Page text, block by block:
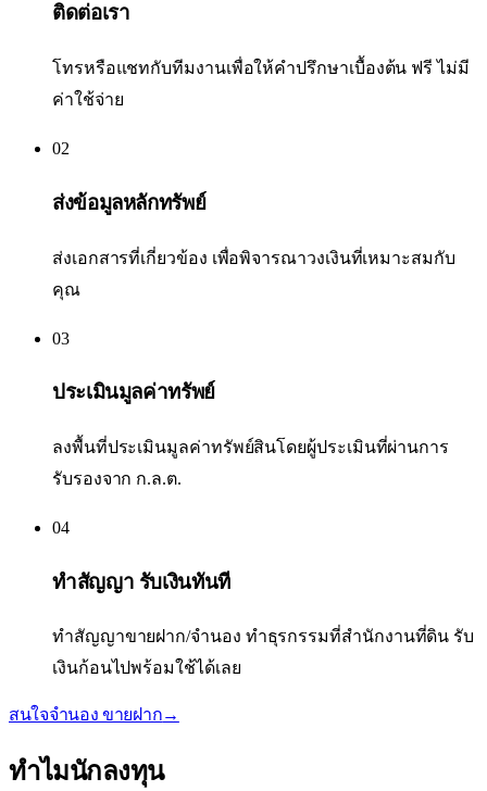
ติดต่อเรา
โทรหรือแชทกับทีมงานเพื่อให้คำปรึกษาเบื้องต้น ฟรี ไม่มี
ค่าใช้จ่าย
02
ส่งข้อมูลหลักทรัพย์
ส่งเอกสารที่เกี่ยวข้อง เพื่อพิจารณาวงเงินที่เหมาะสมกับ
คุณ
03
ประเมินมูลค่าทรัพย์
ลงพื้นที่ประเมินมูลค่าทรัพย์สินโดยผู้ประเมินที่ผ่านการ
รับรองจาก ก.ล.ต.
04
ทำสัญญา รับเงินทันที
ทำสัญญาขายฝาก/จำนอง ทำธุรกรรมที่สำนักงานที่ดิน รับ
เงินก้อนไปพร้อมใช้ได้เลย
สนใจจำนอง ขายฝาก→
ทำไมนักลงทุน